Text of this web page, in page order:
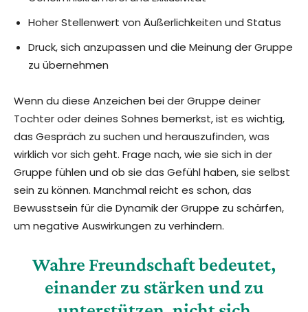
Hoher Stellenwert von Äußerlichkeiten und Status
Druck, sich anzupassen und die Meinung der Gruppe
zu übernehmen
Wenn du diese Anzeichen bei der Gruppe deiner
Tochter oder deines Sohnes bemerkst, ist es wichtig,
das Gespräch zu suchen und herauszufinden, was
wirklich vor sich geht. Frage nach, wie sie sich in der
Gruppe fühlen und ob sie das Gefühl haben, sie selbst
sein zu können. Manchmal reicht es schon, das
Bewusstsein für die Dynamik der Gruppe zu schärfen,
um negative Auswirkungen zu verhindern.
Wahre Freundschaft bedeutet,
einander zu stärken und zu